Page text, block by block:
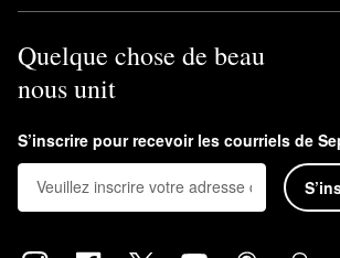
Quelque chose de beau
nous unit
S’inscrire pour recevoir les courriels de